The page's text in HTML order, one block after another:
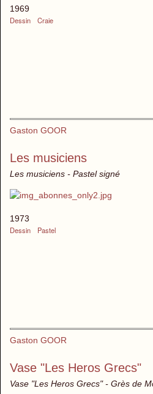
1969
Dessin
Craie
Gaston GOOR
Les musiciens
Les musiciens - Pastel signé
1973
Dessin
Pastel
Gaston GOOR
Vase "Les Heros Grecs"
Vase "Les Heros Grecs" - Grès de